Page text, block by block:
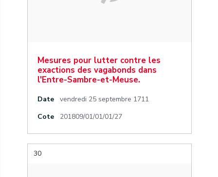
Mesures pour lutter contre les
exactions des vagabonds dans
l'Entre-Sambre-et-Meuse.
Date
vendredi 25 septembre 1711
Cote
201809/01/01/01/27
30